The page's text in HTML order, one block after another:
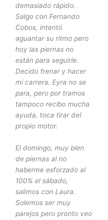
demasiado rápido.
Salgo con Fernando
Cobos, intentó
aguantar su ritmo pero
hoy las piernas no
están para seguirle.
Decido frenar y hacer
mi carrera. Eyra no se
para, pero por tramos
tampoco recibo mucha
ayuda, toca tirar del
propio motor.
El domingo, muy bien
de piernas al no
haberme esforzado al
100% el sábado,
salimos con Laura.
Solemos ser muy
parejos pero pronto veo